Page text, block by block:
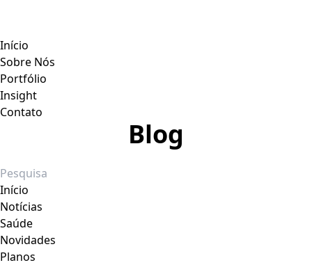
Início
Sobre Nós
Portfólio
Insight
Contato
Blog
Início
Notícias
Saúde
Novidades
Planos